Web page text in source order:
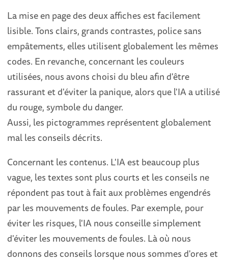
La mise en page des deux affiches est facilement
lisible. Tons clairs, grands contrastes, police sans
empâtements, elles utilisent globalement les mêmes
codes. En revanche, concernant les couleurs
utilisées, nous avons choisi du bleu afin d'être
rassurant et d'éviter la panique, alors que l'IA a utilisé
du rouge, symbole du danger.
Aussi, les pictogrammes représentent globalement
mal les conseils décrits.
Concernant les contenus. L'IA est beaucoup plus
vague, les textes sont plus courts et les conseils ne
répondent pas tout à fait aux problèmes engendrés
par les mouvements de foules. Par exemple, pour
éviter les risques, l'IA nous conseille simplement
d'éviter les mouvements de foules. Là où nous
donnons des conseils lorsque nous sommes d'ores et